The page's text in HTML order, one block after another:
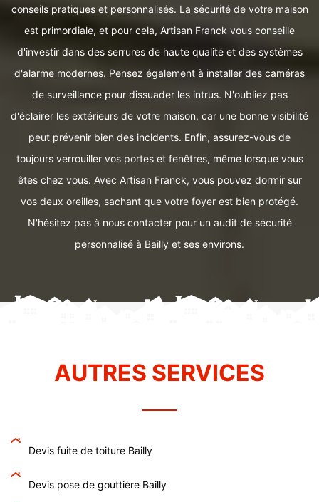
conseils pratiques et personnalisés. La sécurité de votre maison
est primordiale, et pour cela, Artisan Franck vous conseille
d'investir dans des serrures de haute qualité et des systèmes
d'alarme modernes. Pensez également à installer des caméras
de surveillance pour dissuader les intrus. N'oubliez pas
d'éclairer les extérieurs de votre maison, car une bonne visibilité
peut prévenir bien des incidents. Enfin, assurez-vous de
toujours verrouiller vos portes et fenêtres, même lorsque vous
êtes chez vous. Avec Artisan Franck, vous pouvez dormir sur
vos deux oreilles, sachant que votre foyer est bien protégé.
N'hésitez pas à nous contacter pour un audit de sécurité
personnalisé à Bailly et ses environs.
AUTRES SERVICES
Devis fuite de toiture Bailly
Devis pose de gouttière Bailly